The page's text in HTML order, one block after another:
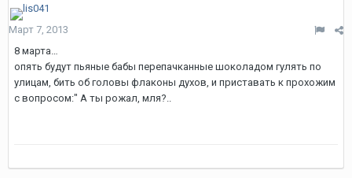
Март 7, 2013
8 марта…
опять будут пьяные бабы перепачканные шоколадом гулять по
улицам, бить об головы флаконы духов, и приставать к прохожим
с вопросом:" А ты рожал, мля?..